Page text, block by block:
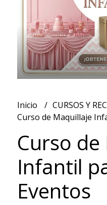
Inicio
CURSOS Y
Curso de Maquillaje
Curso
Infantil
Eventos